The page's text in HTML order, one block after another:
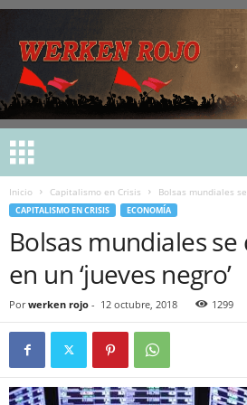
Inicio Capitalismo en Crisis Bolsas mundiales
CAPITALISMO EN CRISIS ECONOMÍA
Bolsas mundiales
en un ‘jueves negro’
Por werken rojo - 12 octubre, 2018 1299